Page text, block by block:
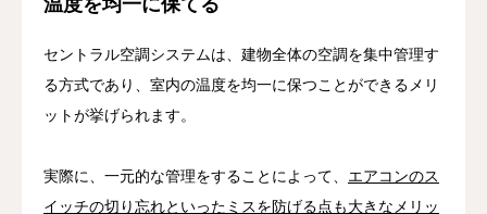
温度を均一に保てる
セントラル空調システムは、建物全体の空調を集中管理す
る方式であり、室内の温度を均一に保つことができるメリ
ットが挙げられます。
実際に、一元的な管理をすることによって、 エアコンのス
イッチの切り忘れといったミスを防げる点も大きなメリッ